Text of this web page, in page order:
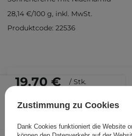
19,70 € / Stk.
IN
28,14 €/100 g, inkl. MwSt.
Produktcode: 22536
Folgende Produkte
Zustimmung zu Cookies
Dank Cookies funktioniert die Website